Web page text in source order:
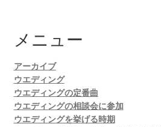
メニュー
アーカイブ
ウエディング
ウエディングの定番曲
ウエディングの相談会に参加
ウエディングを挙げる時期